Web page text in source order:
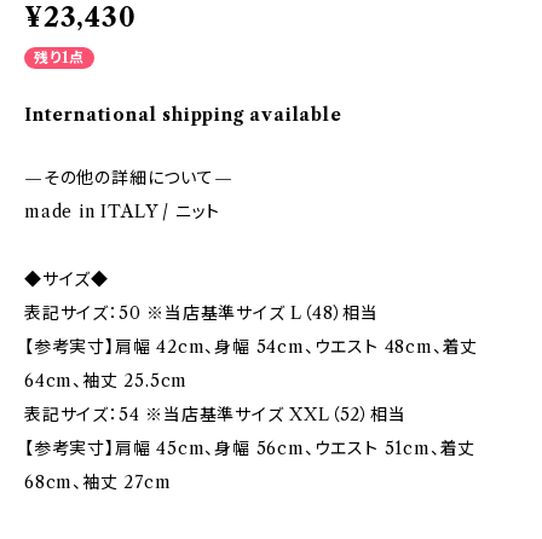
¥23,430
残り1点
International shipping available
—その他の詳細について—
made in ITALY / ニット
◆サイズ◆
表記サイズ：50 ※当店基準サイズ L（48）相当
【参考実寸】肩幅 42cm、身幅 54cm、ウエスト 48cm、着丈
64cm、袖丈 25.5cm
表記サイズ：54 ※当店基準サイズ XXL（52）相当
【参考実寸】肩幅 45cm、身幅 56cm、ウエスト 51cm、着丈
68cm、袖丈 27cm